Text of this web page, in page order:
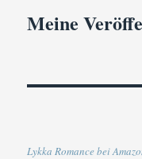
Meine
Lykka Romance bei